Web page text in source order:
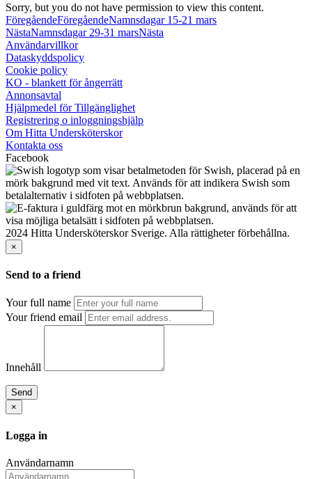
Sorry, but you do not have permission to view this content.
FöregåendeFöregåendeNamnsdagar 15-21 mars
NästaNamnsdagar 29-31 marsNästa
Användarvillkor
Dataskyddspolicy
Cookie policy
KO - blankett för ångerrätt
Annonsavtal
Hjälpmedel för Tillgänglighet
Registrering o inloggningshjälp
Om Hitta Undersköterskor
Kontakta oss
Facebook
2024 Hitta Undersköterskor Sverige. Alla rättigheter förbehållna.
×
Send to a friend
Your full name
Your friend email
Innehåll
Send
×
Logga in
Användarnamn